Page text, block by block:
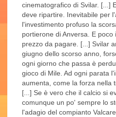
cinematografico di Svilar. [...]
deve ripartire. Inevitabile per
l'investimento profuso la
portierone di Anversa. E
prezzo da pagare. [...] Svilar
giugno dello scorso anno,
ogni giorno che passa è
gioco di Mile. Ad ogni parata
aumenta, come la forza nella
[...] Se è vero che il calcio si
comunque un po' sempre lo
l'adagio del compianto